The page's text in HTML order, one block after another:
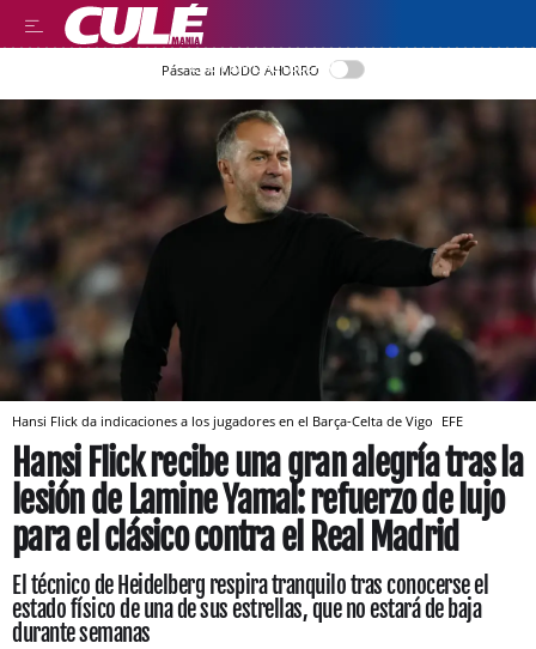
LEER EN CASTELLANO
Pásate al MODO AHORRO
Hansi Flick da indicaciones a los jugadores en el Barça-Celta de Vigo EFE
Hansi Flick recibe una gran alegría tras la
lesión de Lamine Yamal: refuerzo de lujo
para el clásico contra el Real Madrid
El técnico de Heidelberg respira tranquilo tras conocerse el
estado físico de una de sus estrellas, que no estará de baja
durante semanas